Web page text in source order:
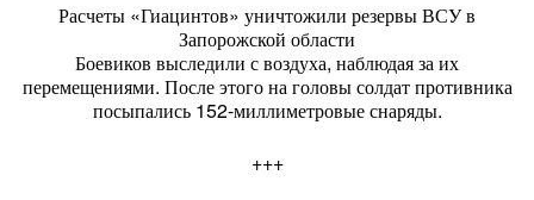
Расчеты «Гиацинтов» уничтожили резервы ВСУ в
Запорожской области
Боевиков выследили с воздуха, наблюдая за их
перемещениями. После этого на головы солдат противника
посыпались 152-миллиметровые снаряды.
+++